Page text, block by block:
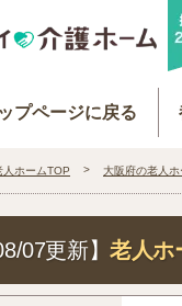
ップページに戻る
人ホームTOP 大阪府の老人ホ
07更新】老人ホ